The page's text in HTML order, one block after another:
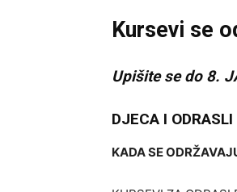
Kursevi se
Upišite se do 8.
DJECA I ODRASLI
KADA SE